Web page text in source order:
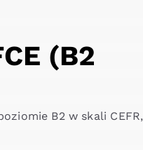
(B2
B2 w skali CEFR,